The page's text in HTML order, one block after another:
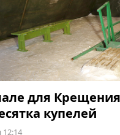
для
купелей
12:14